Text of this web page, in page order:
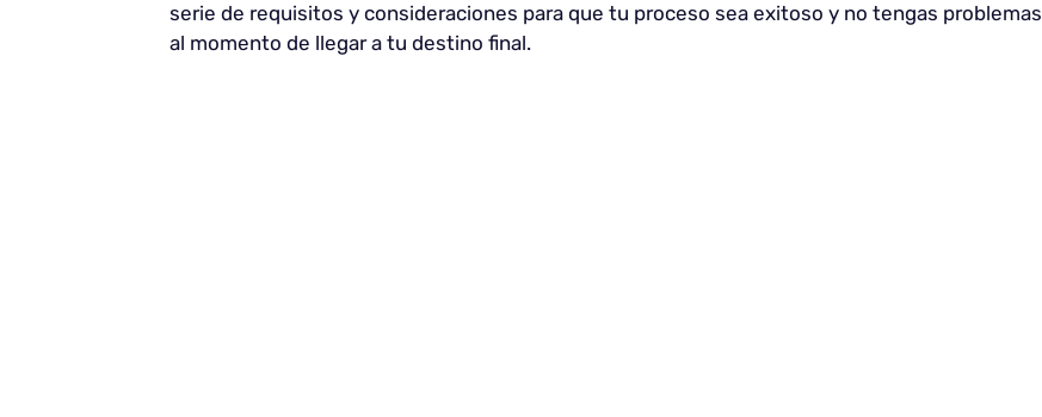
serie de requisitos y consideraciones para que tu proceso sea exitoso y no tengas problemas
al momento de llegar a tu destino final.